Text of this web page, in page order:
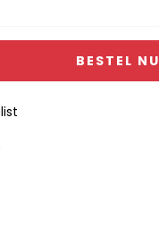
BESTEL NU